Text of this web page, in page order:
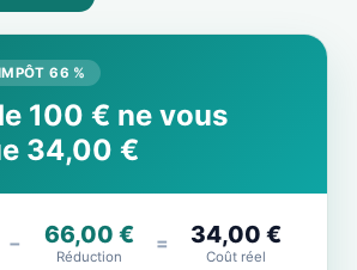
66 %
100 € ne vous
34,00 €
− 66,00 €
Réduction
= 34,00 €
Coût réel